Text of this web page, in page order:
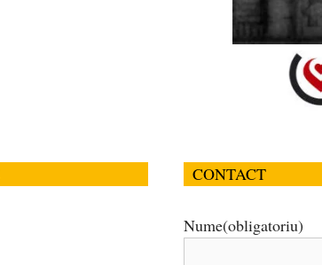
CONTACT
Nume(obligatoriu)